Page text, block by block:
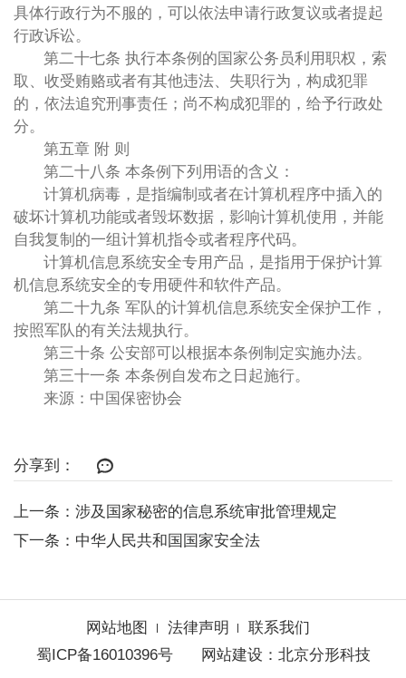
具体行政行为不服的，可以依法申请行政复议或者提起
行政诉讼。
第二十七条 执行本条例的国家公务员利用职权，索
取、收受贿赂或者有其他违法、失职行为，构成犯罪
的，依法追究刑事责任；尚不构成犯罪的，给予行政处
分。
第五章 附 则
第二十八条 本条例下列用语的含义：
计算机病毒，是指编制或者在计算机程序中插入的
破坏计算机功能或者毁坏数据，影响计算机使用，并能
自我复制的一组计算机指令或者程序代码。
计算机信息系统安全专用产品，是指用于保护计算
机信息系统安全的专用硬件和软件产品。
第二十九条 军队的计算机信息系统安全保护工作，
按照军队的有关法规执行。
第三十条 公安部可以根据本条例制定实施办法。
第三十一条 本条例自发布之日起施行。
来源：中国保密协会
分享到：
上一条：涉及国家秘密的信息系统审批管理规定
下一条：中华人民共和国国家安全法
网站地图 法律声明
联系我们
蜀ICP备16010396号
网站建设 ： 北京分形科技